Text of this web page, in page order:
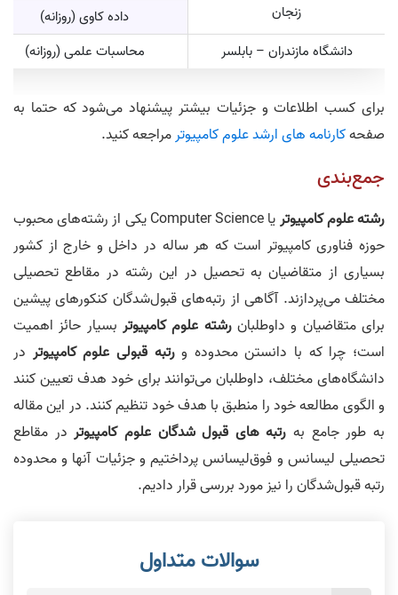
زنجان
داده کاوی (روزانه)
دانشگاه مازندران – بابلسر
محاسبات علمی (روزانه)
برای کسب اطلاعات و جزئیات بیشتر پیشنهاد می‌‏شود که حتما به
صفحهکارنامه های ارشد علوم کامپیوترمراجعه کنید.
جمع‌بندی
رشته علوم کامپیوتر
یا Computer Science یکی از رشته‌های محبوب
حوزه فناوری کامپیوتر است که هر ساله در داخل و خارج از کشور
بسیاری از متقاضیان به تحصیل در این رشته در مقاطع تحصیلی
مختلف می‌پردازند. آگاهی از رتبه‌های قبول‌شدگان کنکور‌های پیشین
برای متقاضیان و داوطلبانرشته علوم کامپیوتر بسیار حائز اهمیت
است؛ چرا که با دانستن محدوده ورتبه قبولی علوم کامپیوتر در
دانشگاه‌های مختلف، داوطلبان می‌توانند برای خود هدف تعیین کنند
و الگوی مطالعه خود را منطبق با هدف خود تنظیم کنند. در این مقاله
به طور جامع به رتبه های قبول شدگان علوم کامپیوتردر مقاطع
تحصیلی لیسانس و فوق‌لیسانس پرداختیم و جزئیات آنها و محدوده
رتبه قبول‌شدگان را نیز مورد بررسی قرار دادیم.